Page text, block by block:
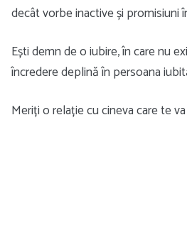
decât vorbe inactive și promisiuni
Ești demn de o iubire, în care nu
încredere deplină în persoana
Meriți o relație cu cineva care te